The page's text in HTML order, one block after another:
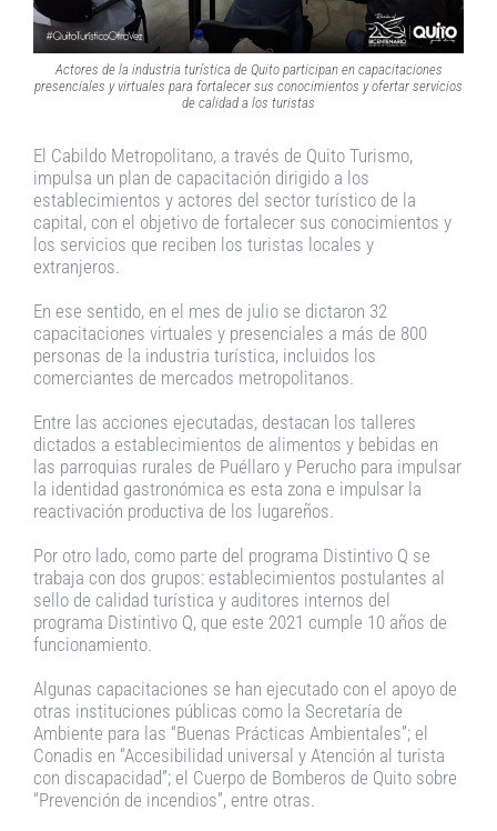
Actores de la industria turística de Quito participan en capacitaciones
presenciales y virtuales para fortalecer sus conocimientos y ofertar servicios
de calidad a los turistas
El Cabildo Metropolitano, a través de Quito Turismo,
impulsa un plan de capacitación dirigido a los
establecimientos y actores del sector turístico de la
capital, con el objetivo de fortalecer sus conocimientos y
los servicios que reciben los turistas locales y
extranjeros.
En ese sentido, en el mes de julio se dictaron 32
capacitaciones virtuales y presenciales a más de 800
personas de la industria turística, incluidos los
comerciantes de mercados metropolitanos.
Entre las acciones ejecutadas, destacan los talleres
dictados a establecimientos de alimentos y bebidas en
las parroquias rurales de Puéllaro y Perucho para impulsar
la identidad gastronómica es esta zona e impulsar la
reactivación productiva de los lugareños.
Por otro lado, como parte del programa Distintivo Q se
trabaja con dos grupos: establecimientos postulantes al
sello de calidad turística y auditores internos del
programa Distintivo Q, que este 2021 cumple 10 años de
funcionamiento.
Algunas capacitaciones se han ejecutado con el apoyo de
otras instituciones públicas como la Secretaría de
Ambiente para las “Buenas Prácticas Ambientales”; el
Conadis en “Accesibilidad universal y Atención al turista
con discapacidad”; el Cuerpo de Bomberos de Quito sobre
“Prevención de incendios”, entre otras.